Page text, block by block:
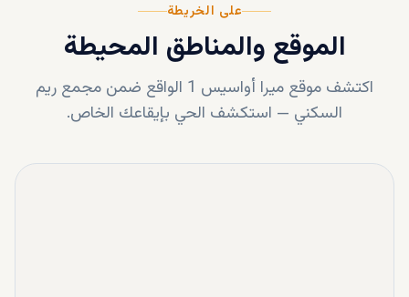
على الخريطة
الموقع والمناطق المحيطة
اكتشف موقع ميرا أواسيس 1 الواقع ضمن مجمع ريم
السكني — استكشف الحي بإيقاعك الخاص.